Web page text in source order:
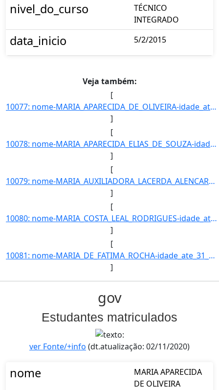
nivel_do_curso
TÉCNICO
INTEGRADO
data_inicio 5/2/2015
Veja também:
[
10077: nome-MARIA_APARECIDA_DE_OLIVEIRA-idade_ate_31_12_2016-59-ra-22792-campus-TL-municipio-TRES_LAGOAS-cu]
]
[
10078: nome-MARIA_APARECIDA_ELIAS_DE_SOUZA-idade_ate_31_12_2016-51-ra-19504-campus-TL-municipio-TRES_LAGOAS]
]
[
10079: nome-MARIA_AUXILIADORA_LACERDA_ALENCAR-idade_ate_31_12_2016-35-ra-8015-campus-TL-municipio-TRES_LAGO]
]
[
10080: nome-MARIA_COSTA_LEAL_RODRIGUES-idade_ate_31_12_2016-18-ra-6619-campus-TL-municipio-TRES_LAGOAS-curs]
]
[
10081: nome-MARIA_DE_FATIMA_ROCHA-idade_ate_31_12_2016-58-ra---campus-TL-municipio-TRES_LAGOAS-curso-TECNIC]
]
gov
Estudantes matriculados
ver Fonte/+info (dt.atualização: 02/11/2020)
nome
MARIA APARECIDA
DE OLIVEIRA